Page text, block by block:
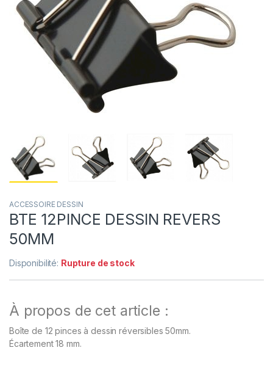
ACCESSOIRE DESSIN
BTE 12PINCE DESSIN REVERS
50MM
Disponibilité: Rupture de stock
À propos de cet article :
Boîte de 12 pinces à dessin réversibles 50mm.
Écartement 18 mm.